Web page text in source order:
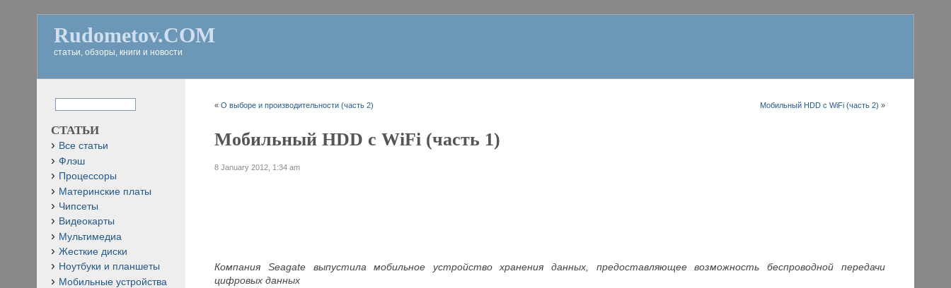
Rudometov.COM
статьи, обзоры, книги и новости
«О выборе и производительности (часть 2) Мобильный HDD с WiFi (часть 2) »
Мобильный HDD с WiFi (часть 1)
8 January 2012, 1:34 am
Компания Seagate выпустила мобильное устройство хранения данных, предоставляющее возможность беспроводной передачи
цифровых данных
СТАТЬИ
Все статьи
Флэш
Процессоры
Материнские платы
Чипсеты
Видеокарты
Мультимедиа
Жесткие диски
Ноутбуки и планшеты
Мобильные устройства